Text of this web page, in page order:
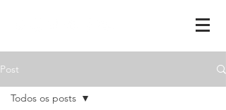
Post
Todos os posts